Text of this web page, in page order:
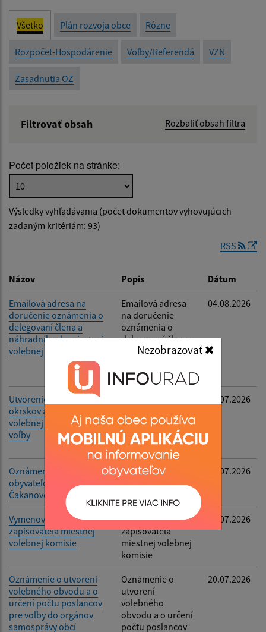
Nezobrazovať
Všetko Plán rozvoja obce Rôzne
Rozpočet-Hospodárenie Voľby/Referendá VZN
Zasadnutia OZ
Filtrovať obsah Rozbaliť obsah filtra
Popis:
Dátum zverejnenia od:
Filtrovať
Počet položiek na stránke:
Výsledky vyhľadávania (počet dokumentov vyhovujúcich
zadaným kritériám: 93)
RSS
Názov Popis Dátum
Emailová adresa na
doručenie oznámenia o
delegovaní člena a
náhradníka do miestnej
volebnej komisie
Emailová adresa
na doručenie
oznámenia o
delegovaní člena a
náhradníka do
komisie
04.08.2026
Utvorenie volebných
okrskov a určenie
volebnej miestnosti pre
voľby
a určenie volebnej
miestnosti pre
voľb
24.07.2026
Oznámenie o počte
obyvateľov obce
Čakanovce
Oznámenie o
počte obyvateľov
20.07.2026
Vymenovanie
zapisovateľa miestnej
volebnej komisie
Vymenovanie
zapisovateľa
miestnej volebnej
komisie
20.07.2026
Oznámenie o utvorení
volebného obvodu a o
určení počtu poslancov
pre voľby do orgánov
samosprávy obcí
Oznámenie o
utvorení
volebného
obvodu a o určení
počtu poslancov
20.07.2026